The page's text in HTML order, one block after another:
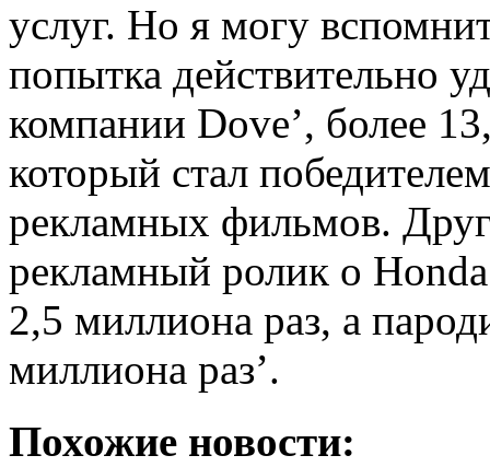
услуг. Но я могу
попытка действительно
компании Dove’, более
который стал
рекламных фильмов.
рекламный ролик о
2,5 миллиона раз, а
миллиона раз’.
Похожие новости: